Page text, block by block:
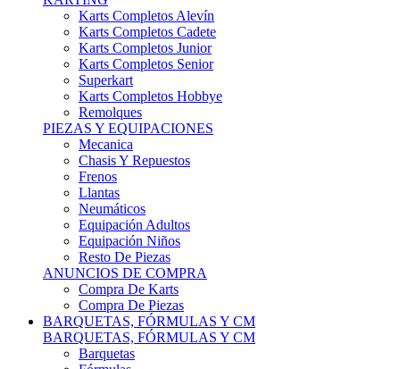
Karts Completos Cadete
Karts Completos Junior
Karts Completos Senior
Superkart
Karts Completos Hobbye
Remolques
PIEZAS Y EQUIPACIONES
Mecanica
Chasis Y Repuestos
Frenos
Llantas
Neumáticos
Equipación Adultos
Equipación Niños
Resto De Piezas
ANUNCIOS DE COMPRA
Compra De Karts
Compra De Piezas
BARQUETAS, FÓRMULAS Y CM
BARQUETAS, FÓRMULAS Y CM
Barquetas
Fórmulas
Cm